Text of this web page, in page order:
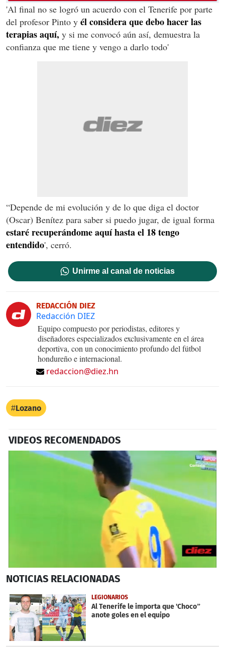
'Al final no se logró un acuerdo con el Tenerife por parte
del profesor Pinto y él considera que debo hacer las
terapias aquí, y si me convocó aún así, demuestra la
confianza que me tiene y vengo a darlo todo'
“Depende de mi evolución y de lo que diga el doctor
(Oscar) Benítez para saber si puedo jugar, de igual forma
estaré recuperándome aquí hasta el 18 tengo
entendido', cerró.
Unirme al canal de noticias
REDACCIÓN DIEZ
Redacción DIEZ
Equipo compuesto por periodistas, editores y
diseñadores especializados exclusivamente en el área
deportiva, con un conocimiento profundo del fútbol
hondureño e internacional.
redaccion@diez.hn
Lozano
VIDEOS RECOMENDADOS
seconds
25
seconds
NOTICIAS RELACIONADAS
LEGIONARIOS
Al Tenerife le importa que 'Choco”
anote goles en el equipo